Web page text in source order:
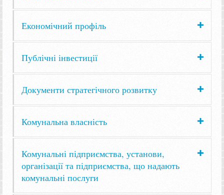
Економічний профіль
Публічні інвестиції
Документи стратегічного розвитку
Комунальна власність
Комунальні підприємства, установи,
організації та підприємства, що надають
комунальні послуги